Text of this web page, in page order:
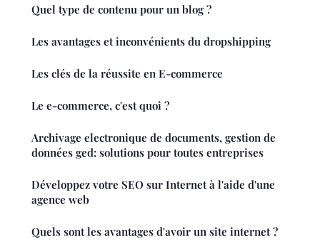
Quel type de contenu pour un blog ?
Les avantages et inconvénients du dropshipping
Les clés de la réussite en E-commerce
Le e-commerce, c'est quoi ?
Archivage electronique de documents, gestion de
données ged: solutions pour toutes entreprises
Développez votre SEO sur Internet à l'aide d'une
agence web
Quels sont les avantages d'avoir un site internet ?